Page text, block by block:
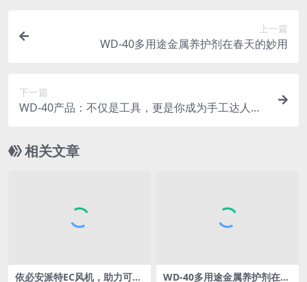
上一篇
WD-40多用途金属养护剂在春天的妙用
下一篇
WD-40产品：不仅是工具，更是你成为手工达人的
相关文章
依必安派特EC风机，助力可再
WD-40多用途金属养护剂在春